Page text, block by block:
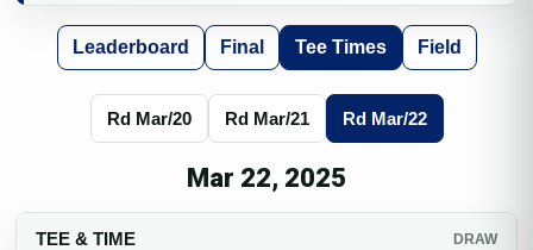
Leaderboard Final Tee Times Field
Rd Mar/20 Rd Mar/21 Rd Mar/22
Mar 22, 2025
TEE & TIME DRAW